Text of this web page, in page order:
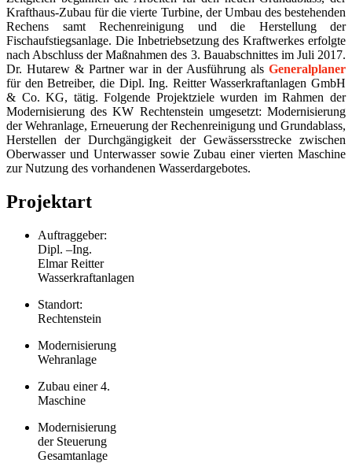
Krafthaus-Zubau für die vierte Turbine, der Umbau des bestehenden
Rechens samt Rechenreinigung und die Herstellung der
Fischaufstiegsanlage. Die Inbetriebsetzung des Kraftwerkes erfolgte
nach Abschluss der Maßnahmen des 3. Bauabschnittes im Juli 2017.
Dr. Hutarew & Partner war in der Ausführung als Generalplaner
für den Betreiber, die Dipl. Ing. Reitter Wasserkraftanlagen GmbH
& Co. KG, tätig. Folgende Projektziele wurden im Rahmen der
Modernisierung des KW Rechtenstein umgesetzt: Modernisierung
der Wehranlage, Erneuerung der Rechenreinigung und Grundablass,
Herstellen der Durchgängigkeit der Gewässersstrecke zwischen
Oberwasser und Unterwasser sowie Zubau einer vierten Maschine
zur Nutzung des vorhandenen Wasserdargebotes.
Projektart
Auftraggeber:
Dipl. –Ing.
Elmar Reitter
Wasserkraftanlagen
Standort:
Rechtenstein
Modernisierung
Wehranlage
Zubau einer 4.
Maschine
Modernisierung
der Steuerung
Gesamtanlage